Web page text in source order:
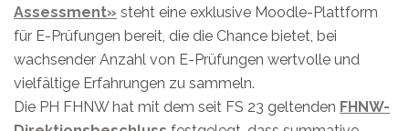
Assessment» steht eine exklusive Moodle-Plattform
für E-Prüfungen bereit, die die Chance bietet, bei
wachsender Anzahl von E-Prüfungen wertvolle und
vielfältige Erfahrungen zu sammeln.
Die PH FHNW hat mit dem seit FS 23 geltenden FHNW-